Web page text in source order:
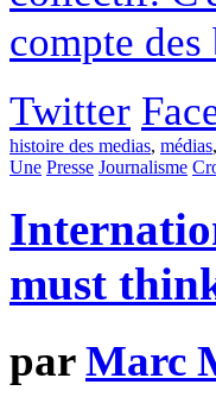
compte
Twitter
histoire des medias, médias,
Une Presse Journalisme
must
parMarc